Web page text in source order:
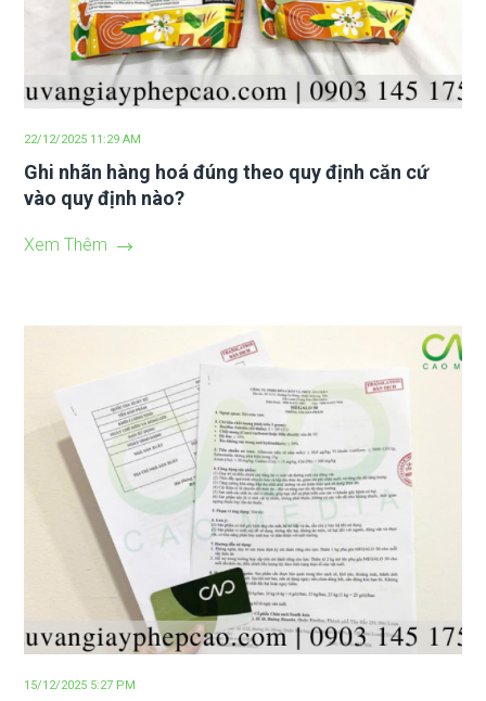
22/12/2025 11:29 AM
Ghi nhãn hàng hoá đúng theo quy định căn cứ
vào quy định nào?
Xem Thêm
15/12/2025 5:27 PM